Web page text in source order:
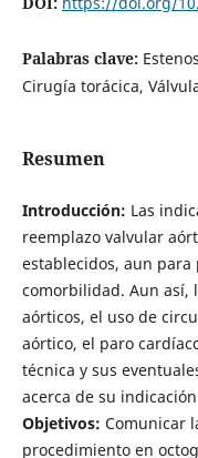
Palabras clave:
Cirugía torácica,
Resumen
Introducción: Las
reemplazo valvular
establecidos, aun para
comorbilidad. Aun así,
aórticos, el uso de
aórtico, el paro
técnica y sus
acerca de su
Objetivos: Comunicar
procedimiento en